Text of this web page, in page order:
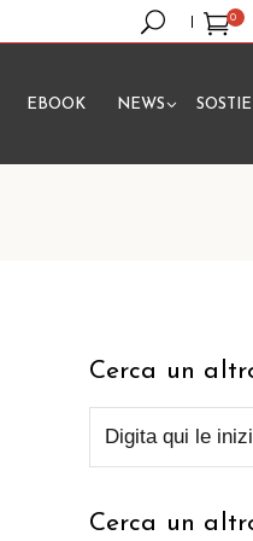
0
prodotto nel
EBOOK NEWS
Cerca un
Cerca un